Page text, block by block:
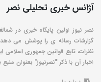
آژانس خبری تحلیلی نصر
نصر نیوز اولین پایگاه خبری در
گزارشات رسانه ی را پوشش می
نظرات، تابع قوانین جمهوری اسلامی
اخبار آن با ذکر "نصرنیوز" بعنوان منبع